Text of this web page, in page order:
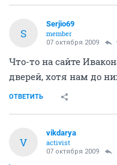
S
Serjio69
member
07 октября 2009
Что-то на сайте
дверей, хотя нам до
ОТВЕТИТЬ
V
vikdarya
activist
07 октября 2009